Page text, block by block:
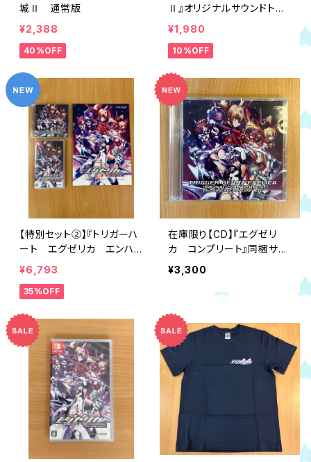
城Ⅱ 通常版
¥2,388
40%OFF
Ⅱ』オリジナルサウンドトラ
ック『RE：Music of World
Order』（NAOMI音源版）
¥1,980
10%OFF
【特別セット②】『トリガーハ
ート エグゼリカ エンハン
スド』20周年アニバーサリ
ーパック
¥6,793
35%OFF
在庫限り【CD】『エグゼリ
カ コンプリート』同梱サン
トラ「Re:サウンドアンカーコ
ンプリート」
¥3,300